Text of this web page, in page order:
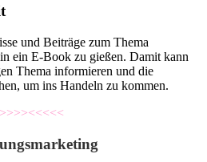
und Beiträge zum Thema
ein E-Book zu gießen. Damit kann
Thema informieren und die
um ins Handeln zu kommen.